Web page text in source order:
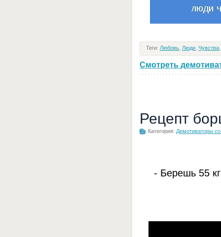
Теги: Любовь Люди Чувства
Смотреть
Рецепт
Категория: Демотиваторы
- Берешь 55